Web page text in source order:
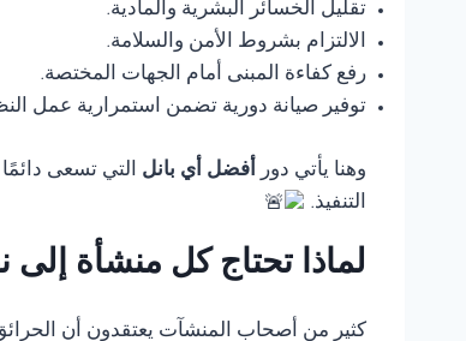
تقليل الخسائر البشرية والمادية.
الالتزام بشروط الأمن والسلامة.
رفع كفاءة المبنى أمام الجهات المختصة.
توفير صيانة دورية تضمن استمرارية عمل
وهنا يأتي دور أفضل أي بانل التي تسعى
التنفيذ.
لماذا تحتاج كل منشأة إلى
كثير من أصحاب المنشآت يعتقدون أن